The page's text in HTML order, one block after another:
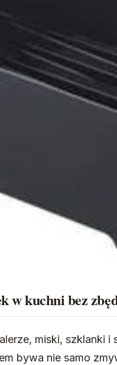
w kuchni bez
miski, szklanki i
bywa nie samo